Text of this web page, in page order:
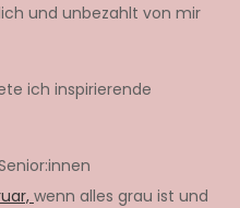
und unbezahlt von mir
ich inspirierende
wenn alles grau ist und